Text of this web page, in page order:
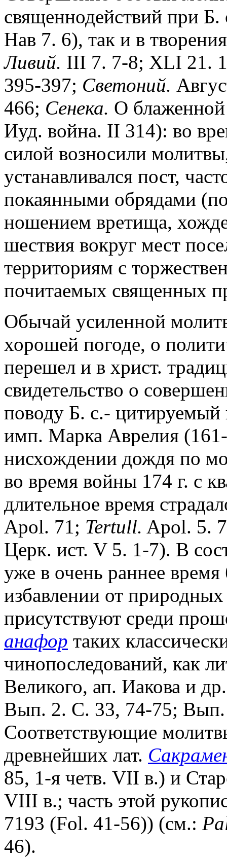
священнодействий при
Нав 7. 6), так и в
Ливий. III 7. 7-8; XLI 21.
395-397; Светоний.
466; Сенека. О
Иуд. война. II 314): во
силой возносили
устанавливался пост,
покаянными обрядами
ношением вретища,
шествия вокруг мест
территориям с
почитаемых священных
Обычай усиленной
хорошей погоде, о
перешел и в христ.
свидетельство о
поводу Б. с.- цитируемый
имп. Марка Аврелия
нисхождении дождя по
во время войны 174 г. с
длительное время
Apol. 71; Tertull. Apol. 5.
Церк. ист. V 5. 1-7). В
уже в очень раннее
избавлении от
присутствуют среди
анафор таких
чинопоследований, как
Великого, ап. Иакова и
Вып. 2. С. 33, 74-75; Вып.
Соответствующие
древнейших лат.
85, 1-я четв. VII в.) и
VIII в.; часть этой
7193 (Fol. 41-56)) (см.:
46).